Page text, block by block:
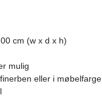
cm (w x d x h)
mulig
eller i møbelfarge